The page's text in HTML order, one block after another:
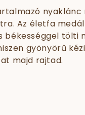
nyaklánc
Az életfa
békességgel tölti
gyönyörű kézi
majd rajtad.